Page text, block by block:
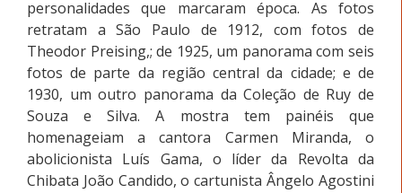
personalidades que marcaram época. As fotos
retratam a São Paulo de 1912, com fotos de
Theodor Preising,; de 1925, um panorama com seis
fotos de parte da região central da cidade; e de
1930, um outro panorama da Coleção de Ruy de
Souza e Silva. A mostra tem painéis que
homenageiam a cantora Carmen Miranda, o
abolicionista Luís Gama, o líder da Revolta da
Chibata João Candido, o cartunista Ângelo Agostini